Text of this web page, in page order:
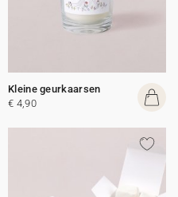
Kleine geurkaarsen
€ 4,90